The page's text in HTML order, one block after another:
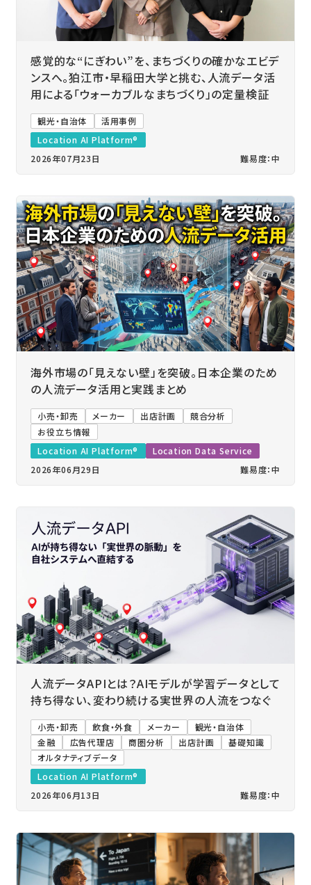
感覚的な“にぎわい”を、まちづくりの確かなエビデ
ンスへ。狛江市・早稲田大学と挑む、人流データ活
用による「ウォーカブルなまちづくり」の定量検証
観光・自治体
活用事例
Location AI Platform®
2026年07月23日
難易度：中
海外市場の「見えない壁」を突破。日本企業のため
の人流データ活用と実践まとめ
小売・卸売 メーカー 出店計画
競合分析
お役立ち情報
Location AI Platform®
Location Data Service
2026年06月29日
難易度：中
人流データAPIとは？AIモデルが学習データとして
持ち得ない、変わり続ける実世界の人流をつなぐ
小売・卸売 飲食・外食 メーカー
観光・自治体
金融
広告代理店 商圏分析 出店計画
基礎知識
オルタナティブデータ
Location AI Platform®
2026年06月13日
難易度：中